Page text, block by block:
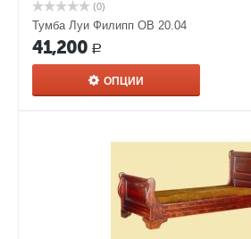
(0)
Тумба Луи Филипп ОВ 20.04
41,200 Р
ОПЦИИ